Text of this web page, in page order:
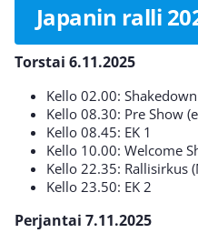
Japanin ralli
Torstai 6.11.2025
Kello 02.00:
Kello 08.30: Pre Show
Kello 08.45: EK 1
Kello 10.00: Welcome
Kello 22.35: Rallisirkus
Kello 23.50: EK 2
Perjantai 7.11.2025